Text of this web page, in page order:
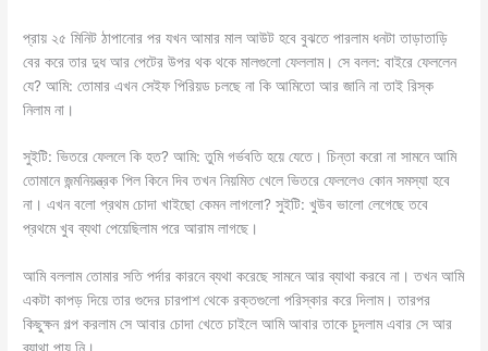
প্রায় ২৫ মিনিট ঠাপানোর পর যখন আমার মাল আউট হবে বুঝতে পারলাম ধনটা তাড়াতাড়ি
বের করে তার দুধ আর পেটের উপর থক থকে মালগুলো ফেললাম। সে বলল: বাইরে ফেললেন
যে? আমি: তোমার এখন সেইফ পিরিয়ড চলছে না কি আমিতো আর জানি না তাই রিস্ক
নিলাম না।
সুইটি: ভিতরে ফেললে কি হত? আমি: তুমি গর্ভবতি হয়ে যেতে। চিন্তা করো না সামনে আমি
তোমানে জন্মনিয়ন্ত্রক পিল কিনে দিব তখন নিয়মিত খেলে ভিতরে ফেললেও কোন সমস্যা হবে
না। এখন বলো প্রথম চোদা খাইছো কেমন লাগলো? সুইটি: খুউব ভালো লেগেছে তবে
প্রথমে খুব ব্যথা পেয়েছিলাম পরে আরাম লাগছে।
আমি বললাম তোমার সতি পর্দার কারনে ব্যথা করেছে সামনে আর ব্যাথা করবে না। তখন আমি
একটা কাপড় দিয়ে তার গুদের চারপাশ থেকে রক্তগুলো পরিস্কার করে দিলাম। তারপর
কিছুক্ষন গল্প করলাম সে আবার চোদা খেতে চাইলে আমি আবার তাকে চুদলাম এবার সে আর